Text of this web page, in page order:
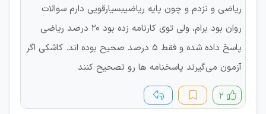
ریاضی و نزدم و چون پایه ریاضیبسیارقویی دارم سوالات
روان بود برام، ولی توی کارنامه زده بود ۲۰ درصد ریاضی
پاسخ داده شده و فقط ۵ درصد صحیح بوده اند. کاشکی اگر
آزمون می‌گیرند پاسخنامه ها رو تصحیح کنند
۲